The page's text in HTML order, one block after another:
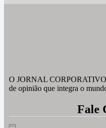
O JORNAL CORPORATIVO
de opinião que integra o
Fale